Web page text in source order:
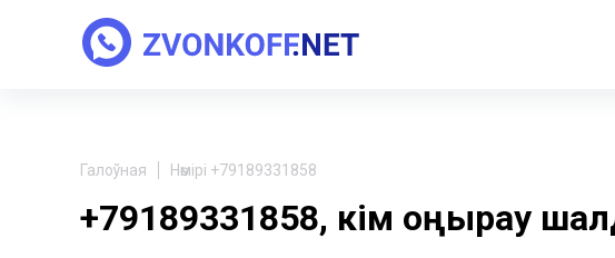
Галоўная Нөмірі +79189331858
+79189331858, кім қоңырау